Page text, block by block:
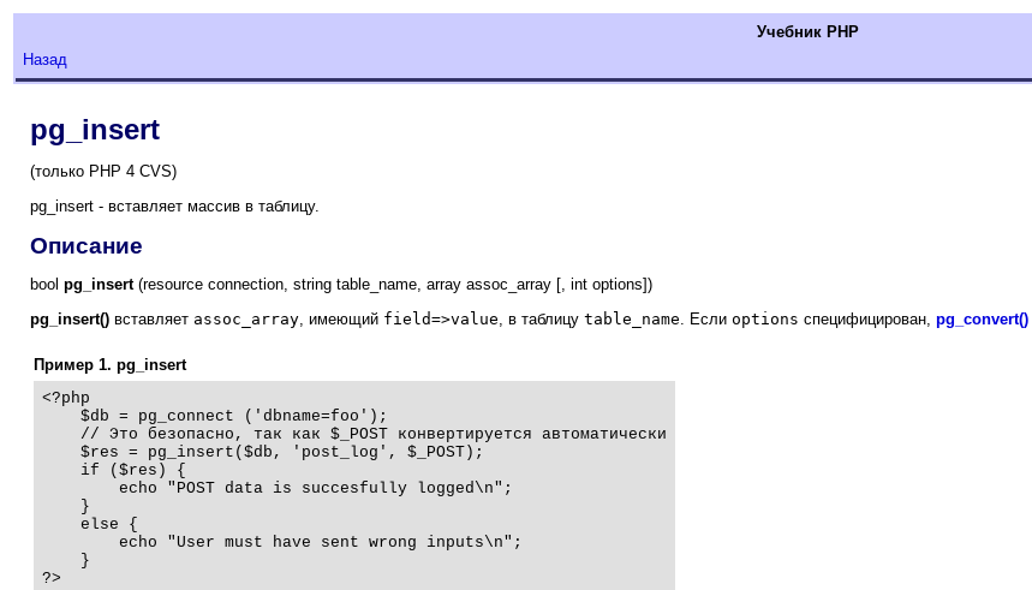
Учебник РНР
Назад
pg_insert
(только PHP 4 CVS)
pg_insert - вставляет массив в таблицу.
Описание
bool pg_insert(resource connection, string table_name, array assoc_array [, int options])
pg_insert() вставляет assoc_array , имеющий field=>value , в таблицу table_name . Если options специфицирован, pg_convert()
Пример 1. pg_insert
<?php
    $db = pg_connect ('dbname=foo');
    // Это безопасно, так как $_POST конвертируется автоматически
    $res = pg_insert($db, 'post_log', $_POST);
    if ($res) {
        echo "POST data is succesfully logged\n";
    }
    else {
        echo "User must have sent wrong inputs\n";
    }
?>